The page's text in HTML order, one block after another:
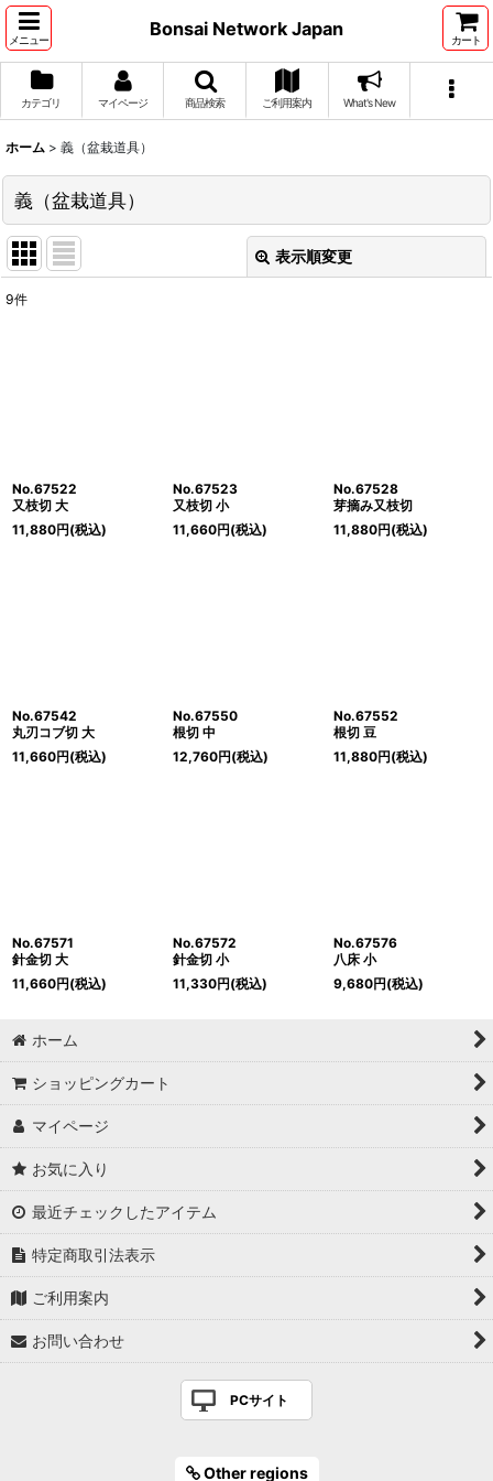
メニュー
Bonsai Network Japan
カート
カテゴリ マイページ 商品検索 ご利用案内 What's New
ホーム > 義（盆栽道具）
義（盆栽道具）
表示順変更
絞り込む
9件
No.67522
又枝切 大
11,880円(税込)
No.67523
又枝切 小
11,660円(税込)
No.67528
芽摘み又枝切
11,880円(税込)
No.67542
丸刃コブ切 大
11,660円(税込)
No.67550
根切 中
12,760円(税込)
No.67552
根切 豆
11,880円(税込)
No.67571
針金切 大
11,660円(税込)
No.67572
針金切 小
11,330円(税込)
No.67576
八床 小
9,680円(税込)
ホーム
ショッピングカート
マイページ
お気に入り
最近チェックしたアイテム
特定商取引法表示
ご利用案内
お問い合わせ
PCサイト
Other regions